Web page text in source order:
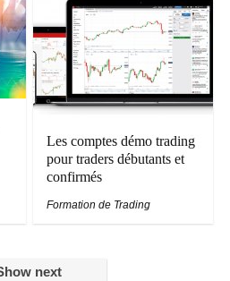
Les comptes démo trading
pour traders débutants et
confirmés
Formation de Trading
next